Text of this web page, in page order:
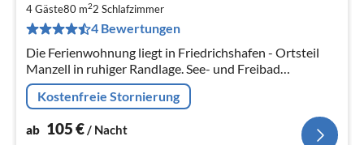
4 Gäste80 m22 Schlafzimmer
4 Bewertungen
Die Ferienwohnung liegt in Friedrichshafen - Ortsteil
Manzell in ruhiger Randlage. See- und Freibad
Fischbach nur 2 km entfernt, Bäckerei und Supermarkt
nur wenige Gehminuten sowie...
Kostenfreie Stornierung
ab 105€/ Nacht